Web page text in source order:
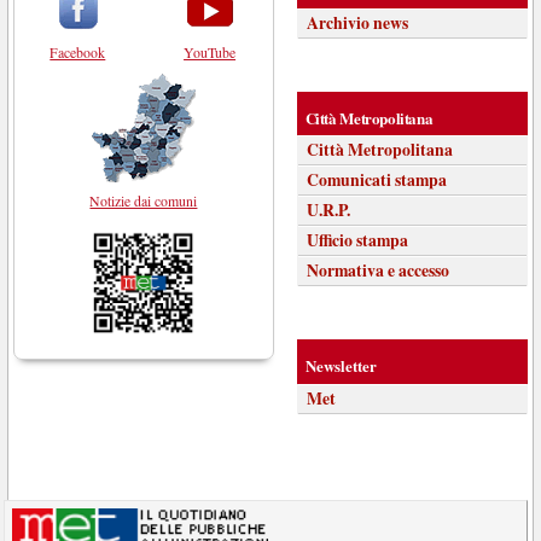
Facebook YouTube
Notizie dai comuni
Archivio news
Città Metropolitana
Città Metropolitana
Comunicati stampa
U.R.P.
Ufficio stampa
Normativa e accesso
Newsletter
Met